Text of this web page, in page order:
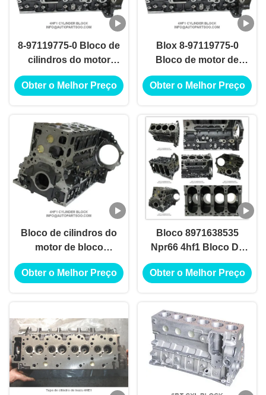
8-97119775-0 Bloco de
cilindros do motor
Npr66 4hf1 Bloco de
cilindros Isuzu 4hf1
Obter o Melhor Preço
Blox 8-97119775-0
Bloco de motor de
alumínio Isuzu Npr66
4hf1 Bloque De Cilindro
Obter o Melhor Preço
Bloco de cilindros do
motor de bloco
8971197750 8-
97163853-5 8971638535
Obter o Melhor Preço
Bloco 8971638535
Npr66 4hf1 Bloco De
Cilindro Bloco Com Alta
Preferência
Obter o Melhor Preço